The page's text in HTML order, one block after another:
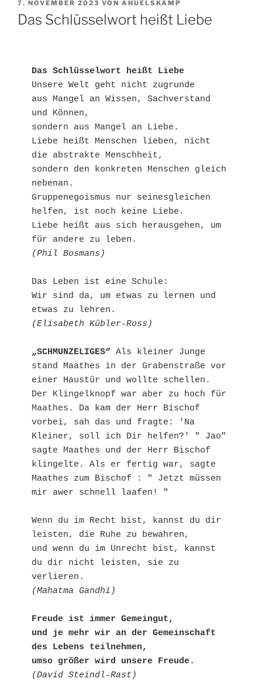
VERÖFFENTLICHT
AM
7. NOVEMBER 2023 VON AHUELSKAMP
Das Schlüsselwort heißt Liebe
Das Schlüsselwort heißt Liebe
Unsere Welt geht nicht zugrunde
aus Mangel an Wissen, Sachverstand
und Können,
sondern aus Mangel an Liebe.
Liebe heißt Menschen lieben, nicht
die abstrakte Menschheit,
sondern den konkreten Menschen gleich
nebenan.
Gruppenegoismus nur seinesgleichen
helfen, ist noch keine Liebe.
Liebe heißt aus sich herausgehen, um
(Phil Bosmans)
Das Leben ist eine Schule:
Wir sind da, um etwas zu lernen und
(Elisabeth Kübler-Ross)
„SCHMUNZELIGES“ Als kleiner Junge
stand Maathes in der Grabenstraße vor
einer Haustür und wollte schellen.
Der Klingelknopf war aber zu hoch für
Maathes. Da kam der Herr Bischof
vorbei, sah das und fragte: 'Na
Kleiner, soll ich Dir helfen?' " Jao"
sagte Maathes und der Herr Bischof
klingelte. Als er fertig war, sagte
Maathes zum Bischof : " Jetzt müssen
mir awer schnell laafen! "
Wenn du im Recht bist, kannst du dir
leisten, die Ruhe zu bewahren,
und wenn du im Unrecht bist, kannst
du dir nicht leisten, sie zu
(Mahatma Gandhi)
Freude ist immer Gemeingut,
und je mehr wir an der Gemeinschaft
des Lebens teilnehmen,
umso größer wird unsere Freude.
(David Steindl-Rast)